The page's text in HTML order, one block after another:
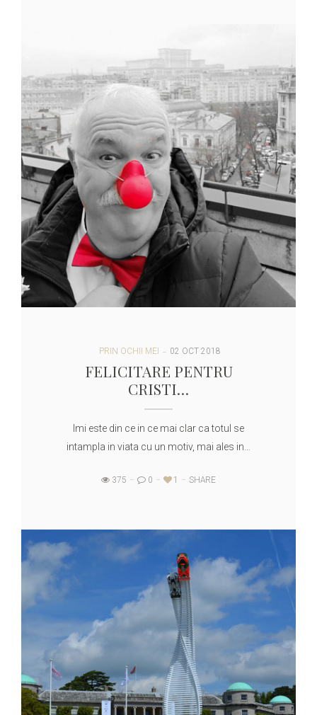
PRIN OCHII MEI 02 OCT 2018
FELICITARE PENTRU
CRISTI…
Imi este din ce in ce mai clar ca totul se
intampla in viata cu un motiv, mai ales in…
375 0 1 SHARE